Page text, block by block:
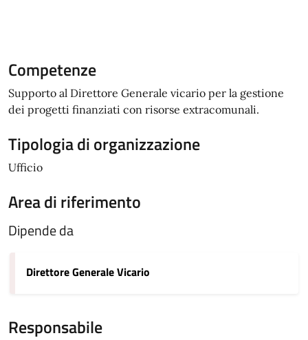
Competenze
Supporto al Direttore Generale vicario per la gestione
dei progetti finanziati con risorse extracomunali.
Tipologia di organizzazione
Ufficio
Area di riferimento
Dipende da
Direttore Generale Vicario
Responsabile